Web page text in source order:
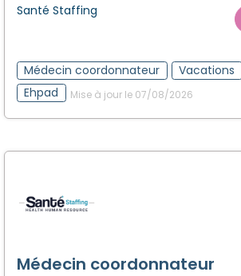
Santé Staffing
Médecin coordonnateur Vacations
Ehpad
Mise à jour le 07/08/2026
Médecin coordonnateur